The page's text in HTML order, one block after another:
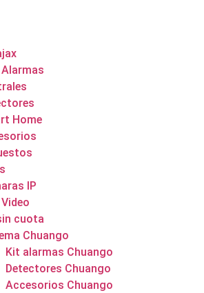
Home
IP
cuota
Chuango
Kit alarmas Chuango
Detectores Chuango
Accesorios Chuango